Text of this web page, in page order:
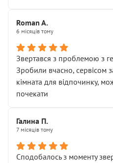
Roman A.
6 місяців тому
Звертався з проблемою з
Зробили вчасно, сервісом
кімната для відпочинку,
почекати
Галина П.
7 місяців тому
Сподобалось з моменту